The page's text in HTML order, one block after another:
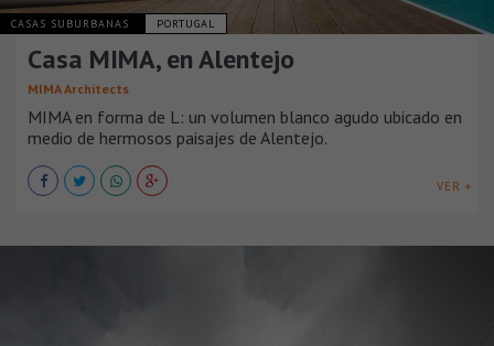
CASAS SUBURBANAS PORTUGAL
Casa MIMA, en Alentejo
MIMA Architects
MIMA en forma de L: un volumen blanco agudo ubicado en
medio de hermosos paisajes de Alentejo.
VER +